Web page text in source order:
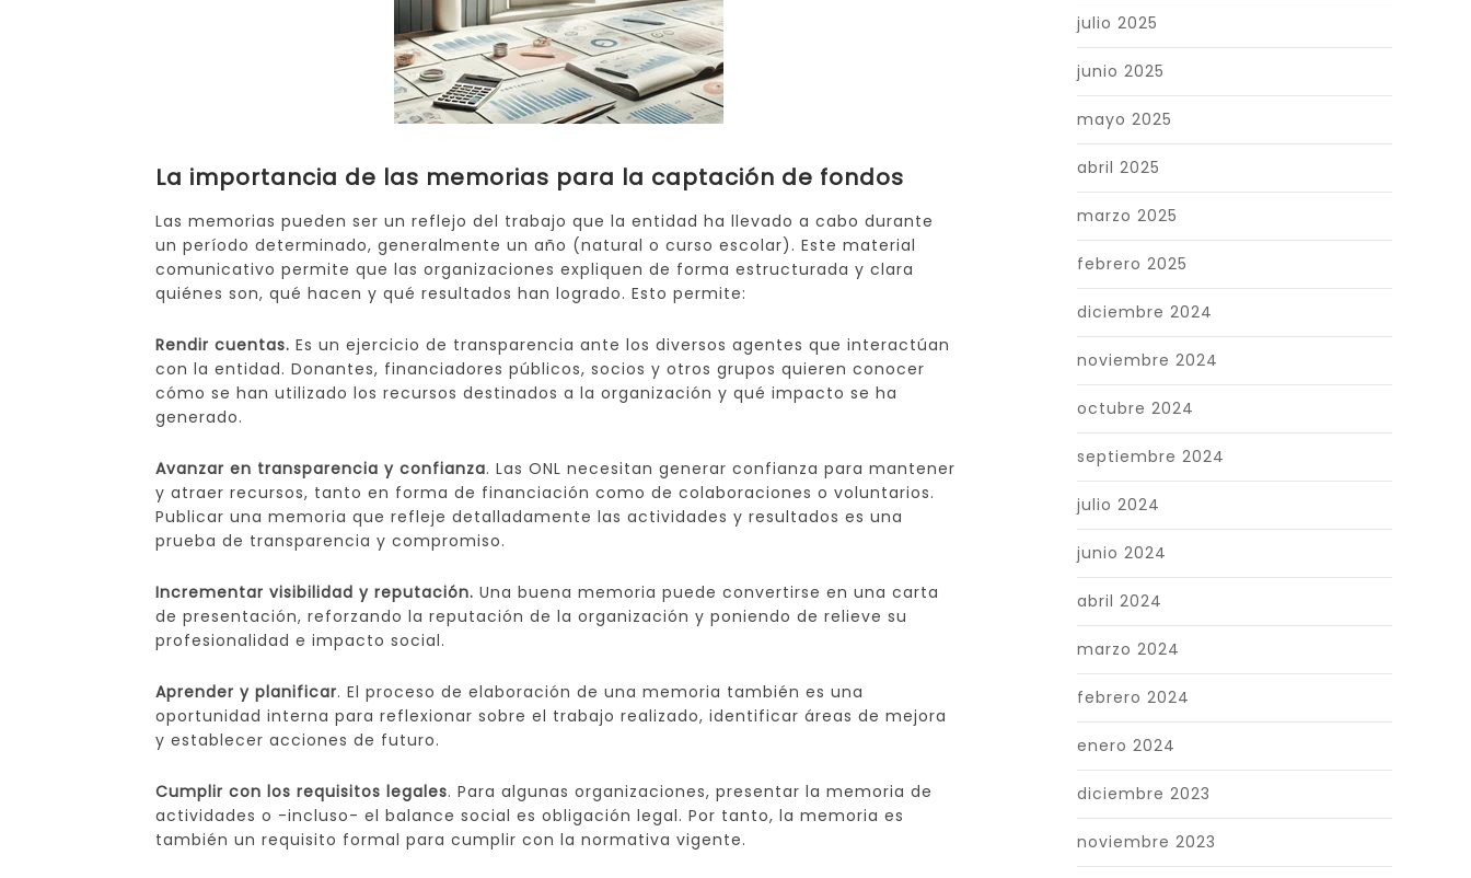
La importancia de las memorias para la captación de fondos
Las memorias pueden ser un reflejo del trabajo que la entidad ha llevado a cabo durante
un período determinado, generalmente un año (natural o curso escolar). Este material
comunicativo permite que las organizaciones expliquen de forma estructurada y clara
quiénes son, qué hacen y qué resultados han logrado. Esto permite:
Rendir cuentas. Es un ejercicio de transparencia ante los diversos agentes que interactúan
con la entidad. Donantes, financiadores públicos, socios y otros grupos quieren conocer
cómo se han utilizado los recursos destinados a la organización y qué impacto se ha
generado.
Avanzar en transparencia y confianza. Las ONL necesitan generar confianza para mantener
y atraer recursos, tanto en forma de financiación como de colaboraciones o voluntarios.
Publicar una memoria que refleje detalladamente las actividades y resultados es una
prueba de transparencia y compromiso.
Incrementar visibilidad y reputación. Una buena memoria puede convertirse en una carta
de presentación, reforzando la reputación de la organización y poniendo de relieve su
profesionalidad e impacto social.
Aprender y planificar. El proceso de elaboración de una memoria también es una
oportunidad interna para reflexionar sobre el trabajo realizado, identificar áreas de mejora
y establecer acciones de futuro.
Cumplir con los requisitos legales. Para algunas organizaciones, presentar la memoria de
actividades o -incluso- el balance social es obligación legal. Por tanto, la memoria es
también un requisito formal para cumplir con la normativa vigente.
julio 2025
junio 2025
mayo 2025
abril 2025
marzo 2025
febrero 2025
diciembre 2024
noviembre 2024
octubre 2024
septiembre 2024
julio 2024
junio 2024
abril 2024
marzo 2024
febrero 2024
enero 2024
diciembre 2023
noviembre 2023